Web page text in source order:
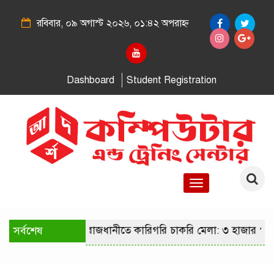
রবিবার, ০৯ অগাস্ট ২০২৬, ০১:৪২ অপরাহ্ন
Dashboard Student Registration
Toggle
সর্বশেষ রাজধানীতে কারিগরি চাকরি মেলা: ৩ হাজার